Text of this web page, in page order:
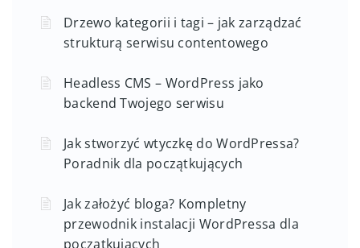
Drzewo kategorii i tagi – jak zarządzać
strukturą serwisu contentowego
Headless CMS – WordPress jako
backend Twojego serwisu
Jak stworzyć wtyczkę do WordPressa?
Poradnik dla początkujących
Jak założyć bloga? Kompletny
przewodnik instalacji WordPressa dla
początkujących